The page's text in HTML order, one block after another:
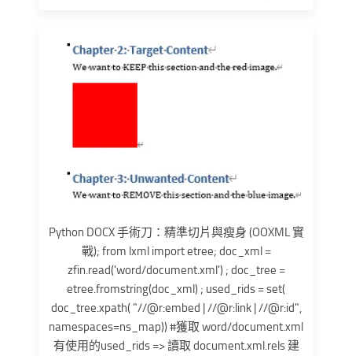
Python DOCX 手術刀：精準切片與瘦身 (OOXML 實
戰); from lxml import etree; doc_xml =
zfin.read('word/document.xml') ; doc_tree =
etree.fromstring(doc_xml) ; used_rids = set(
doc_tree.xpath( "//@r:embed | //@r:link | //@r:id",
namespaces=ns_map)) #獲取 word/document.xml
有使用的used_rids => 讀取 document.xml.rels 建